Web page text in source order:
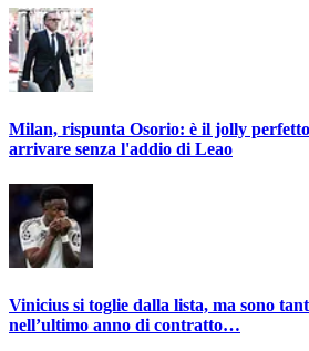
Milan, rispunta Osorio: è il jolly
arrivare senza l'addio di Leao
Vinicius si toglie dalla lista, ma sono
nell’ultimo anno di contratto…